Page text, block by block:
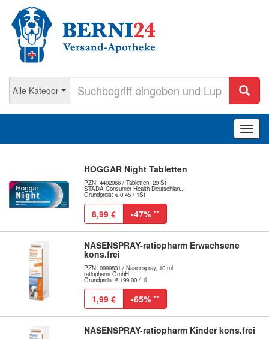
ein-/
HOGGAR Night Tabletten
PZN: 4402066 / Tabletten, 20 St
STADA Consumer Health Deutschlan...
Grundpreis: € 0,45 / 1St
8,99 € -47% **
NASENSPRAY-ratiopharm Erwachsene
kons.frei
PZN: 0999831 / Nasenspray, 10 ml
ratiopharm GmbH
Grundpreis: € 199,00 / 1l
1,99 € -65% **
NASENSPRAY-ratiopharm Kinder kons.frei